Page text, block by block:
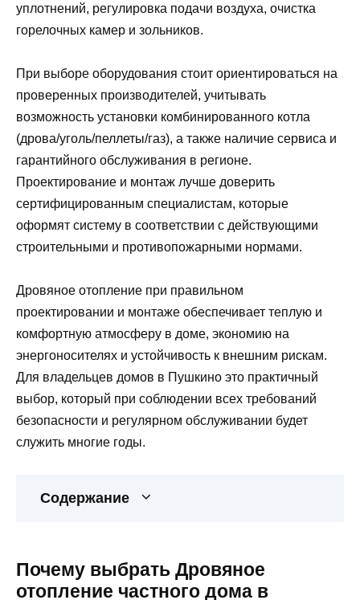
уплотнений, регулировка подачи воздуха, очистка
горелочных камер и зольников.
При выборе оборудования стоит ориентироваться на
проверенных производителей, учитывать
возможность установки комбинированного котла
(дрова/уголь/пеллеты/газ), а также наличие сервиса и
гарантийного обслуживания в регионе.
Проектирование и монтаж лучше доверить
сертифицированным специалистам, которые
оформят систему в соответствии с действующими
строительными и противопожарными нормами.
Дровяное отопление при правильном
проектировании и монтаже обеспечивает теплую и
комфортную атмосферу в доме, экономию на
энергоносителях и устойчивость к внешним рискам.
Для владельцев домов в Пушкино это практичный
выбор, который при соблюдении всех требований
безопасности и регулярном обслуживании будет
служить многие годы.
Содержание
Почему выбрать Дровяное
отопление частного дома в